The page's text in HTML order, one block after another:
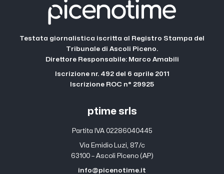
Testata giornalistica iscritta al Registro Stampa del
Tribunale di Ascoli Piceno.
Direttore Responsabile: Marco Amabili
Iscrizione nr. 492 del 6 aprile 2011
Iscrizione ROC n° 29925
ptime srls
Partita IVA 02286040445
Via Emidio Luzi, 87/c
63100 – Ascoli Piceno (AP)
info@picenotime.it